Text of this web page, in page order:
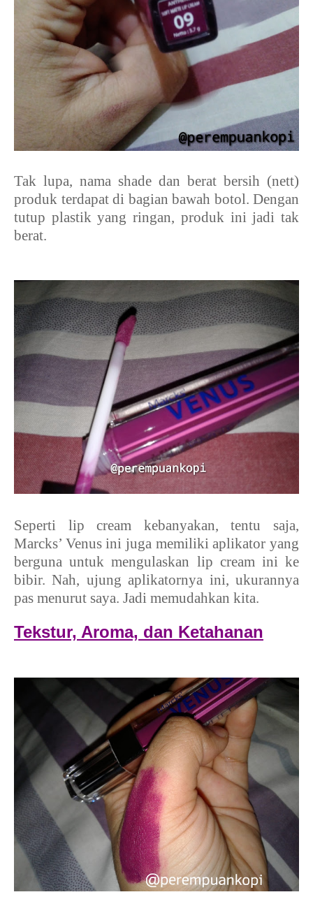
Tak lupa, nama shade dan berat bersih (nett)
produk terdapat di bagian bawah botol. Dengan
tutup plastik yang ringan, produk ini jadi tak
berat.
Seperti lip cream kebanyakan, tentu saja,
Marcks’ Venus ini juga memiliki aplikator yang
berguna untuk mengulaskan lip cream ini ke
bibir. Nah, ujung aplikatornya ini, ukurannya
pas menurut saya. Jadi memudahkan kita.
Tekstur, Aroma, dan Ketahanan